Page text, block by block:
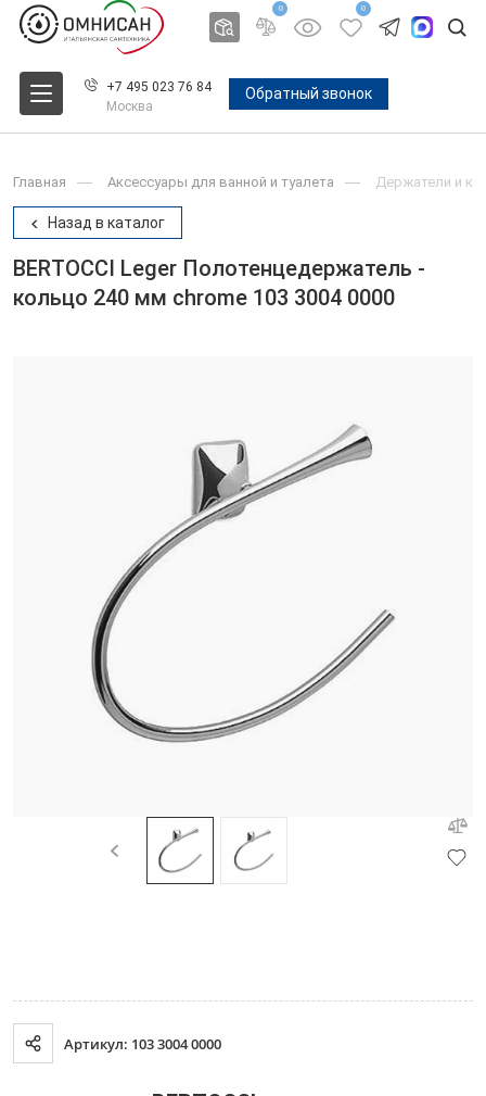
0 0
+7 495 023 76 84
Москва
Обратный звонок
Главная Аксессуары для ванной и туалета Держатели и
Назад в каталог
BERTOCCI Leger Полотенцедержатель -
кольцо 240 мм chrome 103 3004 0000
Артикул: 103 3004 0000